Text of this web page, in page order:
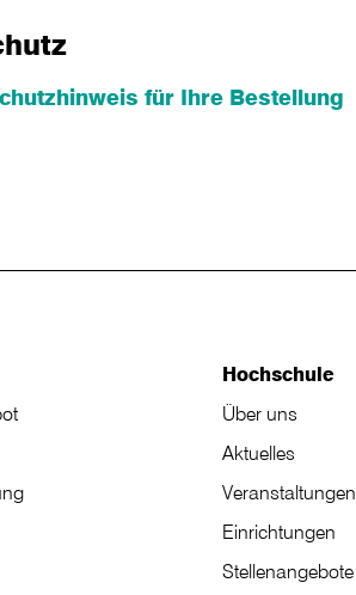
für Ihre Bestellung
Hochschule
Über uns
Aktuelles
Veranstaltungen
Einrichtungen
Stellenangebote